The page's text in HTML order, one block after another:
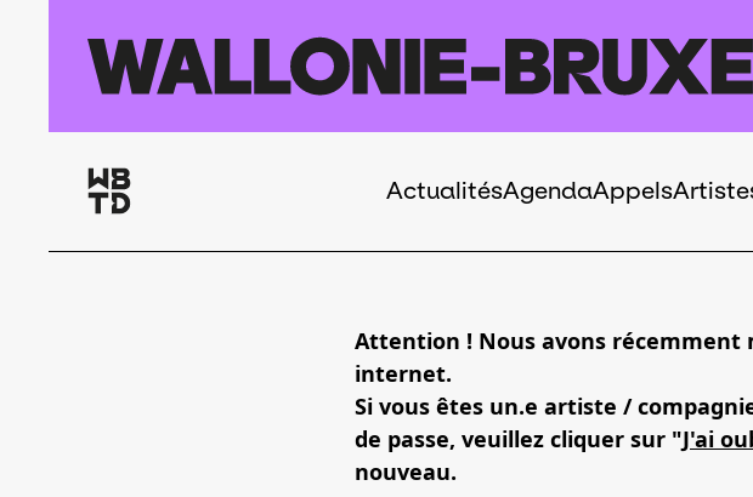
Navigation
ActualitésAgendaAppels
Attention ! Nous avons récemment
internet.
Si vous êtes un.e artiste /
de passe, veuillez cliquer sur "J'ai
nouveau.